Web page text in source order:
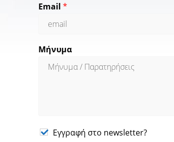
Email*
Μήνυμα
Εγγραφή στο newsletter?